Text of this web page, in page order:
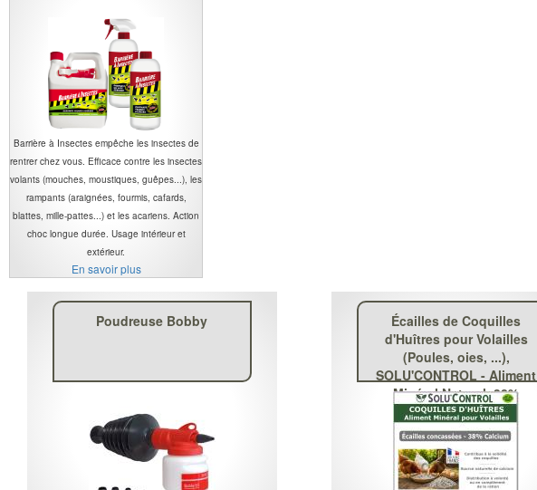
Barrière à Insectes empêche les insectes de
rentrer chez vous. Efficace contre les insectes
volants (mouches, moustiques, guêpes...), les
rampants (araignées, fourmis, cafards,
blattes, mille-pattes...) et les acariens. Action
choc longue durée. Usage intérieur et
extérieur.
En savoir plus
Poudreuse Bobby
Écailles de Coquilles
d'Huîtres pour Volailles
(Poules, oies, ...),
SOLU'CONTROL - Aliment
Minéral Naturel, 38%
Calcium